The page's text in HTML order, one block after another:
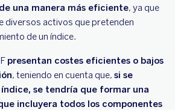
una manera más eficiente, ya que
diversos activos que pretenden
de un índice.
presentan costes eficientes o bajos
, teniendo en cuenta que, si se
se tendría que formar una
incluyera todos los componentes